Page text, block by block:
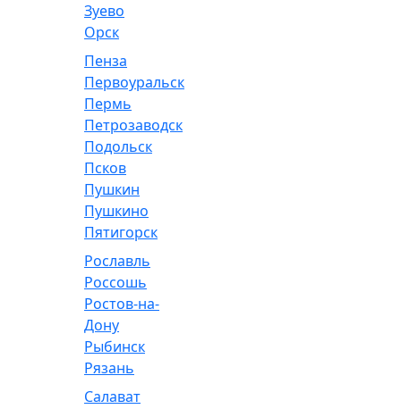
Зуево
Орск
Пенза
Первоуральск
Пермь
Петрозаводск
Подольск
Псков
Пушкин
Пушкино
Пятигорск
Рославль
Россошь
Ростов-на-
Дону
Рыбинск
Рязань
Салават